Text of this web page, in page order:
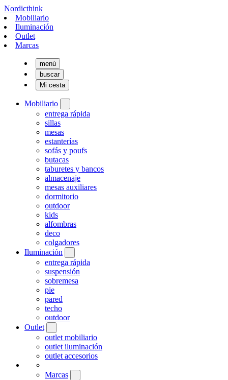
Nordicthink
Mobiliario
Iluminación
Outlet
Marcas
menú
buscar
Mi cesta
Mobiliario
entrega rápida
sillas
mesas
estanterías
sofás y poufs
butacas
taburetes y bancos
almacenaje
mesas auxiliares
dormitorio
outdoor
kids
alfombras
deco
colgadores
Iluminación
entrega rápida
suspensión
sobremesa
pie
pared
techo
outdoor
Outlet
outlet mobiliario
outlet iluminación
outlet accesorios
Marcas